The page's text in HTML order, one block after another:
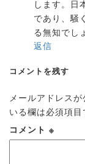
します。日
であり、騒
る無知でし
返信
コメントを残す
メールアドレスが
いる欄は必須項目
コメント ※